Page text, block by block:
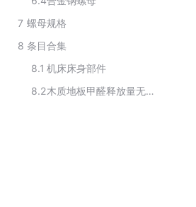
7 螺母规格
8 条目合集
8.1 机床床身部件
8.2
木质地板甲醛释放量无损快速检测装置透光孔密封结构的构成